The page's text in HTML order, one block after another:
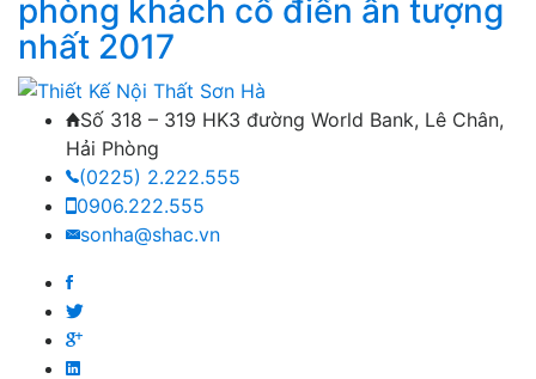
phòng khách cổ điển ấn tượng
nhất 2017
Số 318 – 319 HK3 đường World Bank, Lê Chân,
Hải Phòng
(0225) 2.222.555
0906.222.555
sonha@shac.vn